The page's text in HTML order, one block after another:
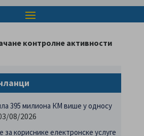
контролне активности
395 милиона КМ више у односу
08/2026
кориснике електронске услуге